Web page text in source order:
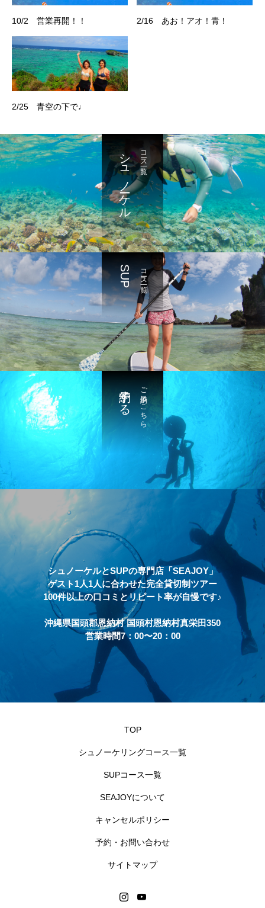
10/2 営業再開！！ 2/16 あお！アオ！青！
2/25 青空の下で♩
コース一覧
シュノーケル
コース一覧
SUP
ご予約はこちら
予約する
シュノーケルとSUPの専門店「SEAJOY」
ゲスト1人1人に合わせた完全貸切制ツアー
100件以上の口コミとリピート率が自慢です♪
沖縄県国頭郡恩納村 国頭村恩納村真栄田350
営業時間7：00〜20：00
TOP
シュノーケリングコース一覧
SUPコース一覧
SEAJOYについて
キャンセルポリシー
予約・お問い合わせ
サイトマップ